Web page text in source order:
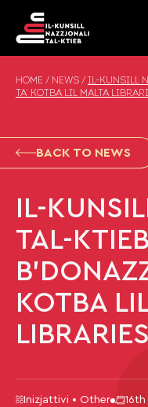
HOME / NEWS / IL-KUNSILL
TA’ KOTBA LIL MALTA
BACK TO NEWS
IL-
TAL-KTIEB
KOTBA
LIBRARIES
Inizjattivi • Other 16th